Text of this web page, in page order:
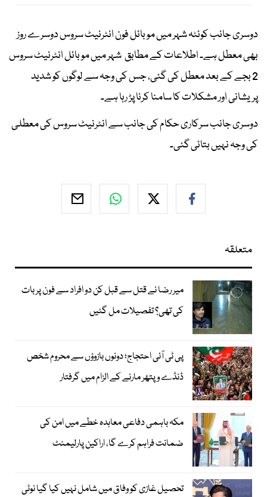
دوسری جانب کوئٹہ شہر میں موبائل فون انٹرنیٹ سروس دوسرے روز
بھی معطل ہے۔ اطلاعات کے مطابق شہر میں موبائل انٹرنیٹ سروس
2 بجے کے بعد معطل کی گئی، جس کی وجہ سے لوگوں کو شدید
پریشانی اور مشکلات کا سامنا کرنا پڑ رہا ہے۔
دوسری جانب سرکاری حکام کی جانب سے انٹرنیٹ سروس کی معطلی
کی وجہ نہیں بتائی گئی۔
متعلقہ
میر رضا نے قتل سے قبل کن دو افراد سے فون پر بات
کی تھی؟ تفصیلات مل گئیں
پی ٹی آئی احتجاج؛ دونوں بازوؤں سے محروم شخص
ڈنڈے و پتھر مارنے کے الزام میں گرفتار
مکہ باہمی دفاعی معاہدہ خطے میں امن کی
ضمانت فراہم کرے گا، اراکین پارلیمنٹ
تحصیل غازی کو وفاق میں شامل نہیں کیا گیا نوٹی